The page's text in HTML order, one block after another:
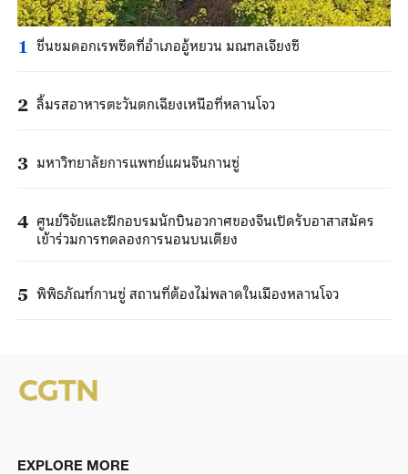
1 ชื่นชมดอกเรพซีดที่อำเภออู้หยวน มณฑลเจียงซี
2 ลิ้มรสอาหารตะวันตกเฉียงเหนือที่หลานโจว
3 มหาวิทยาลัยการแพทย์แผนจีนกานซู่
4 ศูนย์วิจัยและฝึกอบรมนักบินอวกาศของจีนเปิดรับอาสาสมัคร
เข้าร่วมการทดลองการนอนบนเตียง
5 พิพิธภัณฑ์กานซู่ สถานที่ต้องไม่พลาดในเมืองหลานโจว
EXPLORE MORE